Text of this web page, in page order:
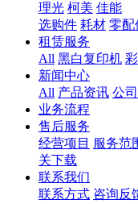
理光 柯美 佳能
选购件 耗材 零配
租赁服务
All 黑白复印机
新闻中心
All 产品资讯 公
业务流程
售后服务
经营项目 服务范
关下载
联系我们
联系方式 咨询反